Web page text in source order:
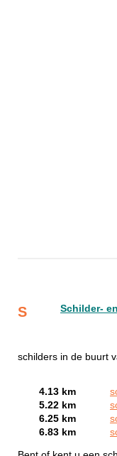
S Schilder-
schilders in de buurt
4.13 km
5.22 km
6.25 km
6.83 km